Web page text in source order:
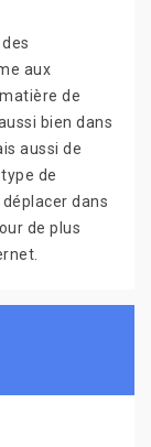
aux
de
bien dans
aussi de
de
dans
de plus